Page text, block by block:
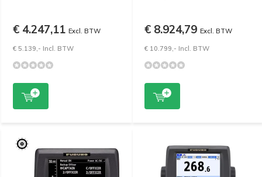
€ 4.247,11 Excl. BTW
€ 5.139,- Incl. BTW
€ 8.924,79 Excl. BTW
€ 10.799,- Incl. BTW